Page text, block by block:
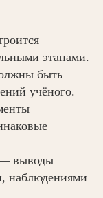
этапами.
быть
учёного.
выводы
наблюдениями